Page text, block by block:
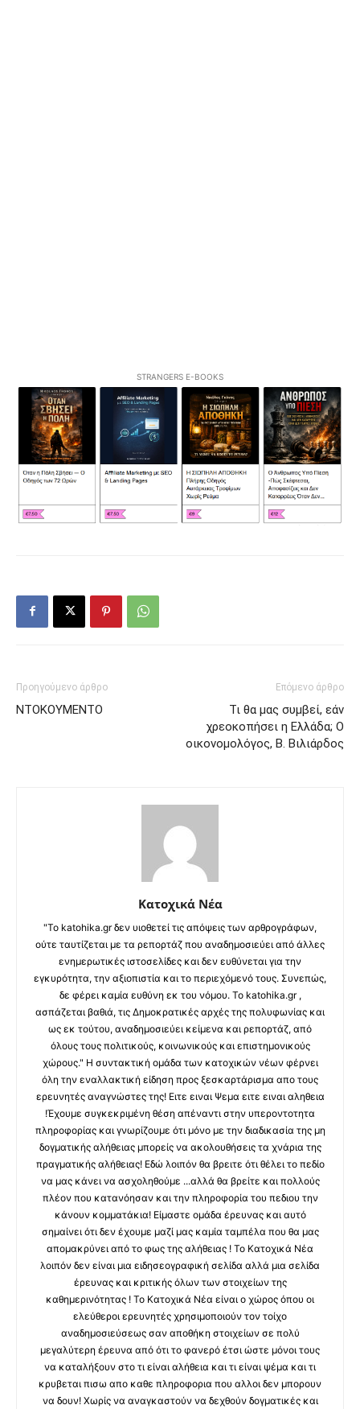
STRANGERS E-BOOKS
Προηγούμενο άρθρο
ΝΤΟΚΟΥΜΕΝΤΟ
Επόμενο άρθρο
Τι θα μας συμβεί, εάν
χρεοκοπήσει η Ελλάδα; Ο
οικονομολόγος, Β. Βιλιάρδος
Κατοχικά Νέα
"Το katohika.gr δεν υιοθετεί τις απόψεις των αρθρογράφων,
ούτε ταυτίζεται με τα ρεπορτάζ που αναδημοσιεύει από άλλες
ενημερωτικές ιστοσελίδες και δεν ευθύνεται για την
εγκυρότητα, την αξιοπιστία και το περιεχόμενό τους. Συνεπώς,
δε φέρει καμία ευθύνη εκ του νόμου. Το katohika.gr ,
ασπάζεται βαθιά, τις Δημοκρατικές αρχές της πολυφωνίας και
ως εκ τούτου, αναδημοσιεύει κείμενα και ρεπορτάζ, από
όλους τους πολιτικούς, κοινωνικούς και επιστημονικούς
χώρους." Η συντακτική ομάδα των κατοχικών νέων φέρνει
όλη την εναλλακτική είδηση προς ξεσκαρτάρισμα απο τους
ερευνητές αναγνώστες της! Ειτε ειναι Ψεμα ειτε ειναι αληθεια
!Έχουμε συγκεκριμένη θέση απέναντι στην υπεροντοτητα
πληροφορίας και γνωρίζουμε ότι μόνο με την διαδικασία της μη
δογματικής αλήθειας μπορείς να ακολουθήσεις τα χνάρια της
πραγματικής αλήθειας! Εδώ λοιπόν θα βρειτε ότι θέλει το πεδίο
να μας κάνει να ασχοληθούμε ...αλλά θα βρείτε και πολλούς
πλέον που κατανόησαν και την πληροφορία του πεδιου την
κάνουν κομματάκια! Είμαστε ομάδα έρευνας και αυτό
σημαίνει ότι δεν έχουμε μαζί μας καμία ταμπέλα που θα μας
απομακρύνει από το φως της αλήθειας ! Το Κατοχικά Νέα
λοιπόν δεν είναι μια ειδησεογραφική σελίδα αλλά μια σελίδα
έρευνας και κριτικής όλων των στοιχείων της
καθημερινότητας ! Το Κατοχικά Νέα είναι ο χώρος όπου οι
ελεύθεροι ερευνητές χρησιμοποιούν τον τοίχο
αναδημοσιεύσεως σαν αποθήκη στοιχείων σε πολύ
μεγαλύτερη έρευνα από ότι το φανερό έτσι ώστε μόνοι τους
να καταλήξουν στο τι είναι αλήθεια και τι είναι ψέμα και τι
κρυβεται πισω απο καθε πληροφορια που αλλοι δεν μπορουν
να δουν! Χωρίς να αναγκαστούν να δεχθούν δογματικές και